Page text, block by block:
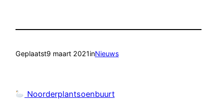
Geplaatst9 maart 2021inNieuws
Noorderplantsoenbuurt